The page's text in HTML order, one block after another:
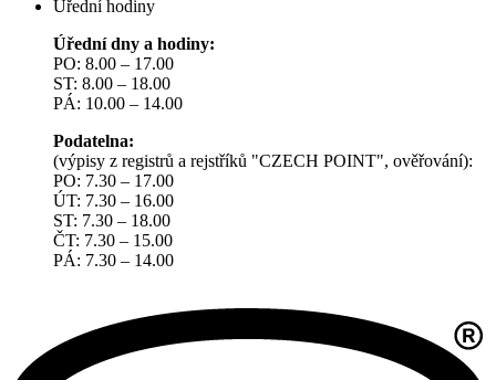
Úřední hodiny
Úřední dny a hodiny:
PO: 8.00 – 17.00
ST: 8.00 – 18.00
PÁ: 10.00 – 14.00
Podatelna:
(výpisy z registrů a rejstříků "CZECH POINT", ověřování):
PO: 7.30 – 17.00
ÚT: 7.30 – 16.00
ST: 7.30 – 18.00
ČT: 7.30 – 15.00
PÁ: 7.30 – 14.00